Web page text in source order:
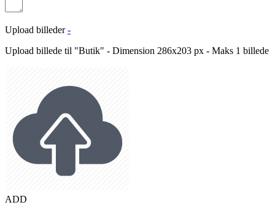
Upload billeder -
Upload billede til "Butik" - Dimension 286x203 px - Maks 1 billede
ADD